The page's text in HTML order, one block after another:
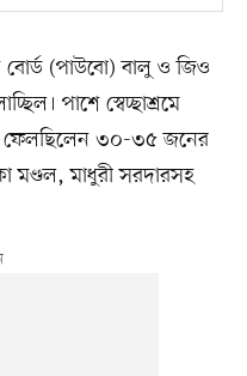
(পাউবো) বালু ও জিও
পাশে স্বেচ্ছাশ্রমে
ফেলছিলেন ৩০-৩৫ জনের
মণ্ডল, মাধুরী সরদারসহ